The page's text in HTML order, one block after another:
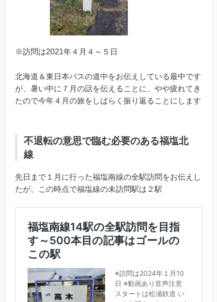
※訪問は2021年４月４～５日
北海道＆東日本パスの道中をお伝えしている最中です
が、暑い中に７月の話を伝えることに、やや疲れてき
たので今年４月の旅をしぱらく振り返ることにします
不退転の意思で臨む必要のある福塩北
線
先日まで１月に行った福塩南線の全駅訪問をお伝えし
たが、この時点で福塩線の未訪問駅は２駅